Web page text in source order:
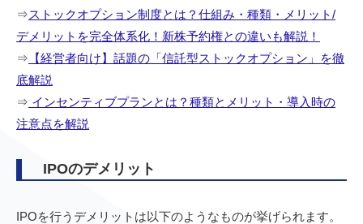
⇒ストックオプション制度とは？仕組み・種類・メリット/
デメリットを完全体系化！新株予約権との違いも解説！
⇒ 【経営者向け】話題の「信託型ストックオプション」を徹
底解説
⇒ インセンティブプランとは？種類とメリット・導入時の
注意点を解説
IPOのデメリット
IPOを行うデメリットは以下のようなものが挙げられます。